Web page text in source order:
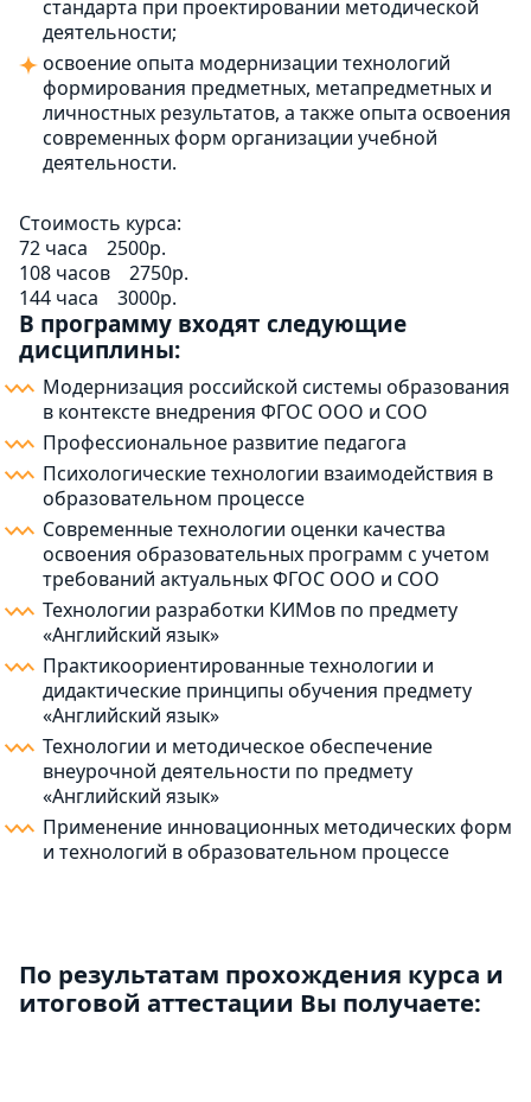
стандарта при проектировании методической
деятельности;
освоение опыта модернизации технологий
формирования предметных, метапредметных и
личностных результатов, а также опыта освоения
современных форм организации учебной
деятельности.
Стоимость курса:
72 часа
2500р.
108 часов
2750р.
144 часа
3000р.
В программу входят следующие
дисциплины:
Модернизация российской системы образования
в контексте внедрения ФГОС ООО и СОО
Профессиональное развитие педагога
Психологические технологии взаимодействия в
образовательном процессе
Современные технологии оценки качества
освоения образовательных программ с учетом
требований актуальных ФГОС ООО и СОО
Технологии разработки КИМов по предмету
«Английский язык»
Практикоориентированные технологии и
дидактические принципы обучения предмету
«Английский язык»
Технологии и методическое обеспечение
внеурочной деятельности по предмету
«Английский язык»
Применение инновационных методических форм
и технологий в образовательном процессе
По результатам прохождения курса и
итоговой аттестации Вы получаете: